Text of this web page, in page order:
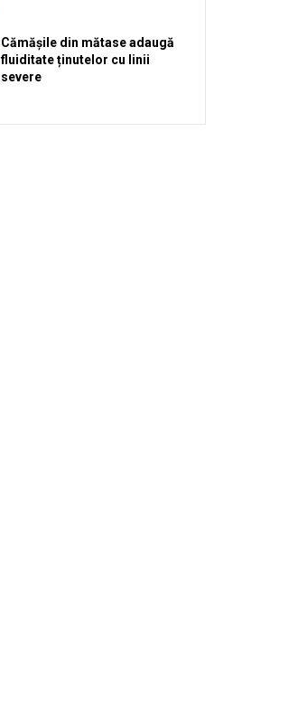
Cămășile din mătase adaugă
fluiditate ținutelor cu linii
severe